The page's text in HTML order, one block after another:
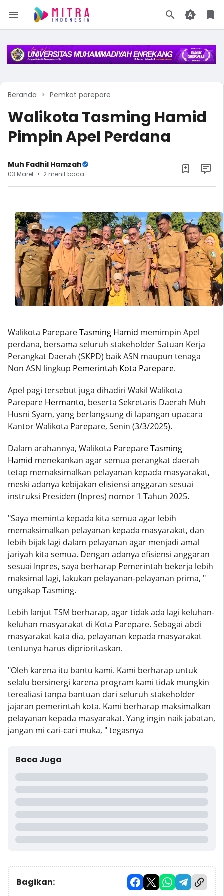
Beranda Pemkot parepare
Walikota Tasming Hamid
Pimpin Apel Perdana
Muh Fadhil Hamzah
03 Maret 2 menit baca
Walikota ParepareTasming Hamid memimpin Apel
perdana, bersama seluruh stakeholder Satuan Kerja
Perangkat Daerah (SKPD) baik ASN maupun tenaga
Non ASN lingkup Pemerintah Kota Parepare.
Apel pagi tersebut juga dihadiri Wakil Walikota
Parepare Hermanto, beserta Sekretaris Daerah Muh
Husni Syam, yang berlangsung di lapangan upacara
Kantor Walikota Parepare, Senin (3/3/2025).
Dalam arahannya, Walikota ParepareTasming
Hamid menekankan agar semua perangkat daerah
tetap memaksimalkan pelayanan kepada masyarakat,
meski adanya kebijakan efisiensi anggaran sesuai
instruksi Presiden (Inpres) nomor 1 Tahun 2025.
"Saya meminta kepada kita semua agar lebih
memaksimalkan pelayanan kepada masyarakat, dan
lebih bijak lagi dalam pelayanan agar menjadi amal
jariyah kita semua. Dengan adanya efisiensi anggaran
sesuai Inpres, saya berharap Pemerintah bekerja lebih
maksimal lagi, lakukan pelayanan-pelayanan prima, "
ungakap Tasming.
Lebih lanjut TSM berharap, agar tidak ada lagi keluhan-
keluhan masyarakat di Kota Parepare. Sebagai abdi
masyarakat kata dia, pelayanan kepada masyarakat
tentunya harus diprioritaskan.
"Oleh karena itu bantu kami. Kami berharap untuk
selalu bersinergi karena program kami tidak mungkin
terealiasi tanpa bantuan dari seluruh stakeholder
jajaran pemerintah kota. Kami berharap maksimalkan
pelayanan kepada masyarakat. Yang ingin naik jabatan,
jangan mi cari-cari muka, " tegasnya
Baca Juga
Bagikan: